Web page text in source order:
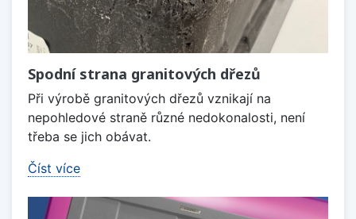
Spodní strana granitových dřezů
Při výrobě granitových dřezů vznikají na
nepohledové straně různé nedokonalosti, není
třeba se jich obávat.
Číst více